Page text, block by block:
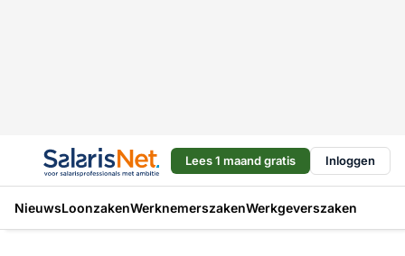
Lees 1 maand gratis Inloggen
NieuwsLoonzakenWerknemerszakenWerkgeverszaken